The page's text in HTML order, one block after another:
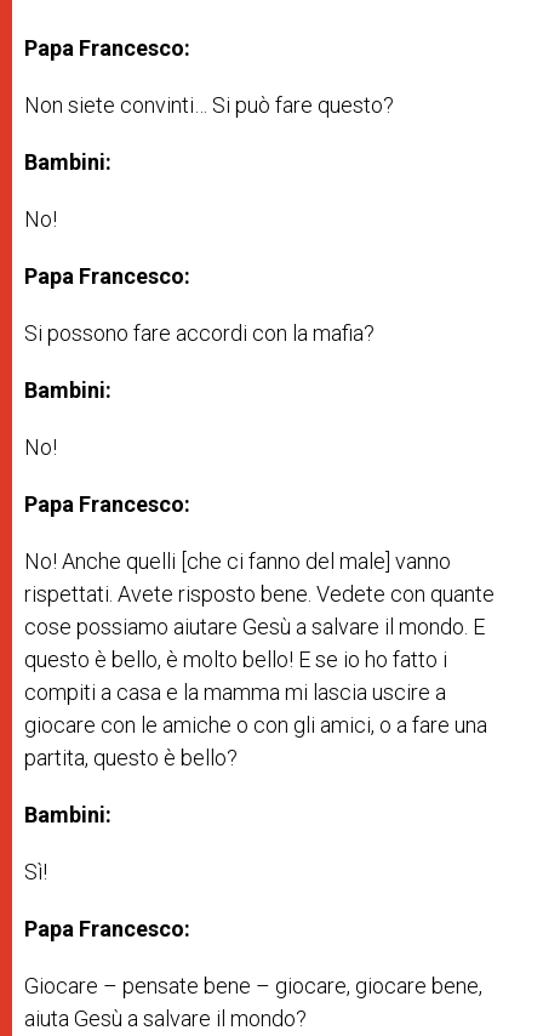
Papa Francesco:
Non siete convinti… Si può fare questo?
Bambini:
No!
Papa Francesco:
Si possono fare accordi con la mafia?
Bambini:
No!
Papa Francesco:
No! Anche quelli [che ci fanno del male] vanno
rispettati. Avete risposto bene. Vedete con quante
cose possiamo aiutare Gesù a salvare il mondo. E
questo è bello, è molto bello! E se io ho fatto i
compiti a casa e la mamma mi lascia uscire a
giocare con le amiche o con gli amici, o a fare una
partita, questo è bello?
Bambini:
Sì!
Papa Francesco:
Giocare – pensate bene – giocare, giocare bene,
aiuta Gesù a salvare il mondo?